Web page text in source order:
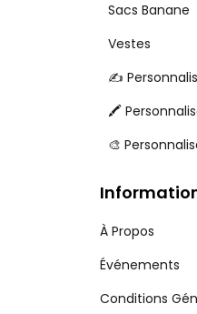
Sacs Banane
Vestes
✍️
🖍️
🎨
À Propos
Événements
Conditions